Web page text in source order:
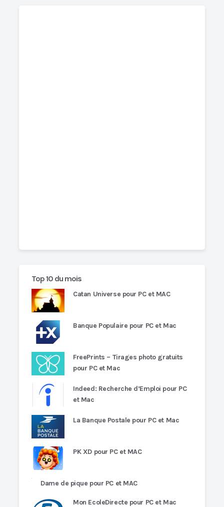
Top 10 du mois
Catan Universe pour PC et MAC
Banque Populaire pour PC et Mac
FreePrints – Tirages photo gratuits
pour PC et Mac
Indeed: Recherche d’Emploi pour PC
et Mac
La Banque Postale pour PC et Mac
PK XD pour PC et MAC
Dame de pique pour PC et MAC
Mon EcoleDirecte pour PC et Mac